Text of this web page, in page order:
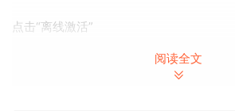
点击“离线激活”
阅读全文